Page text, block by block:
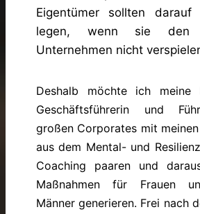
Eigentümer sollten darauf
legen, wenn sie den
Unternehmen nicht
Deshalb möchte ich meine
Geschäftsführerin und
großen Corporates mit
aus dem Mental- und
Coaching paaren und
Maßnahmen für Frauen
Männer generieren. Frei nach